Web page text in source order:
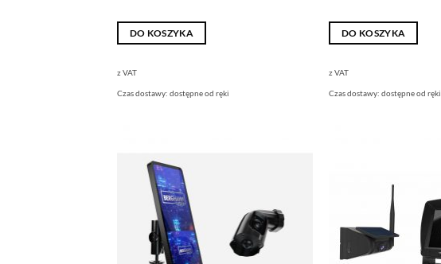
DO KOSZYKA
z VAT
Czas dostawy: dostępne od ręki
DO KOSZYKA
z VAT
Czas dostawy:dostępne od ręki